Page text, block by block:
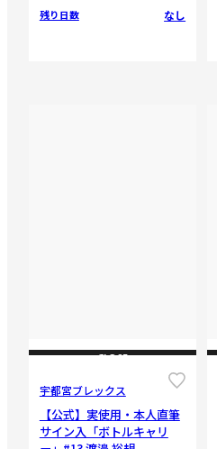
残り日数 なし
CLOSE
宇都宮ブレックス
【公式】実使用・本人直筆
サイン入「ボトルキャリ